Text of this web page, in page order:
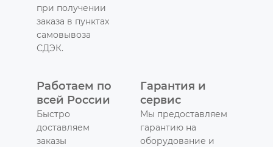
при получении
заказа в пунктах
самовывоза
СДЭК.
Работаем по
всей России
Быстро
доставляем
заказы
Гарантия и
сервис
Мы предоставляем
гарантию на
оборудование и